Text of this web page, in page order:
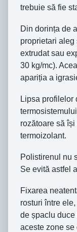
trebuie să fie
Din dorința de
proprietari
extrudat sau
30 kg/mc).
apariția a
Lipsa profilelor
rozătoare să își
termoizolant.
Polistirenul nu
Se evită astfel
Fixarea
rosturi între
de șpaclu duce
aceste zone se